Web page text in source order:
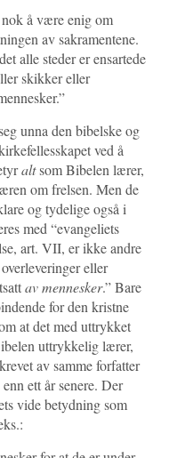
å være enig om
av sakramentene.
alle steder er ensartede
skikker eller
unna den bibelske og
ved å
altsom Bibelen lærer,
om frelsen. Men de
og tydelige også i
med “evangeliets
art. VII, er ikke andre
overleveringer eller
av mennesker.” Bare
for den kristne
at det med uttrykket
uttrykkelig lærer,
av samme forfatter
ett år senere. Der
vide betydning som